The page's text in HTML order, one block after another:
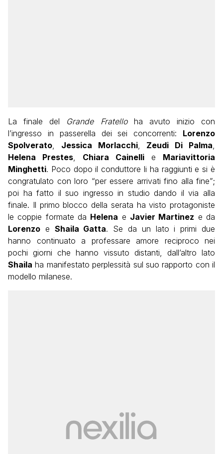
La finale del Grande Fratelloha avuto inizio con
l’ingresso in passerella dei sei concorrenti: Lorenzo
Spolverato, Jessica Morlacchi, Zeudi Di Palma,
Helena Prestes, Chiara Cainelli e Mariavittoria
Minghetti. Poco dopo il conduttore li ha raggiunti e si è
congratulato con loro “per essere arrivati fino alla fine”;
poi ha fatto il suo ingresso in studio dando il via alla
finale. Il primo blocco della serata ha visto protagoniste
le coppie formate da Helena e Javier Martinez e da
Lorenzo e Shaila Gatta. Se da un lato i primi due
hanno continuato a professare amore reciproco nei
pochi giorni che hanno vissuto distanti, dall’altro lato
Shaila ha manifestato perplessità sul suo rapporto con il
modello milanese.